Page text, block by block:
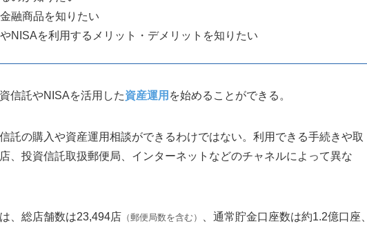
融商品を知りたい
NISAを利用するメリット・デメリットを知りたい
信託やNISAを活用した資産運用 を始めることができる。
託の購入や資産運用相談ができるわけではない。利用できる手続きや取
、投資信託取扱郵便局、インターネットなどのチャネルによって異な
、総店舗数は23,494店 （郵便局数を含む）
、通常貯金口座数は約1.2億口座、